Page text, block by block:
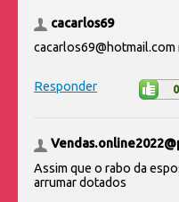
cacarlos69
Responder 0
Assim que o rabo da
arrumar dotados